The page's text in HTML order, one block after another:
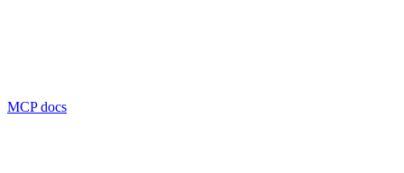
MCP docs